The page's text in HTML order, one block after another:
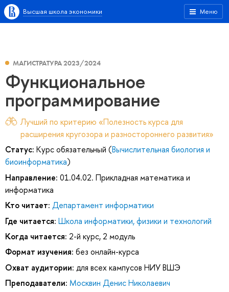
Меню
Высшая школа экономики
МАГИСТРАТУРА 2023/2024
Функциональное
программирование
Лучший по критерию «Полезность курса для
расширения кругозора и разностороннего развития»
Статус: Курс обязательный (Вычислительная биология и
биоинформатика)
Направление: 01.04.02. Прикладная математика и
информатика
Кто читает: Департамент информатики
Где читается: Школа информатики, физики и технологий
Когда читается: 2-й курс, 2 модуль
Формат изучения: без онлайн-курса
Охват аудитории: для всех кампусов НИУ ВШЭ
Преподаватели: Москвин Денис Николаевич